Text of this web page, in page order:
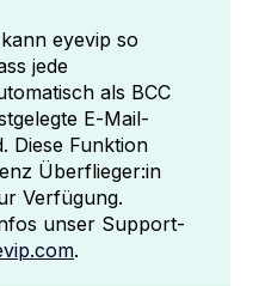
eyevip so
jede
als BCC
E‑Mail-
Diese Funktion
Überflieger:in
Verfügung.
unser Support-
.